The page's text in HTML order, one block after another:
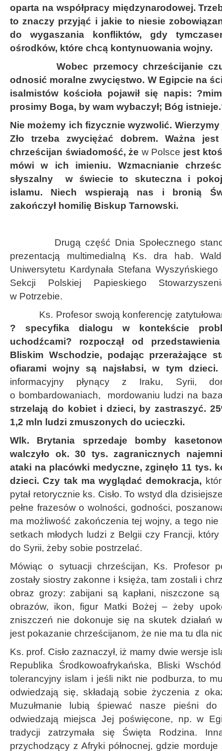
oparta na współpracy międzynarodowej.
to znaczy przyjąć i jakie to niesie
do wygaszania konfliktów, gdy
ośrodków, które chcą kontynuowania wojny.
Wobec przemocy chrześcijanie
odnosić moralne zwycięstwo. W Egipcie na
isalmistów kościoła pojawił się napis:
prosimy Boga, by wam wybaczył; Bóg
Nie możemy ich fizycznie wyzwolić. Wierzymy
Zło trzeba zwyciężać dobrem. Ważna
chrześcijan świadomość, że w Polsce jest
mówi w ich imieniu. Wzmacnianie
słyszalny w świecie to skuteczna i
islamu. Niech wspierają nas i bronią
zakończył homilię Biskup Tarnowski.
Drugą część Dnia Społecznego
prezentacją multimedialną Ks. dra hab.
Uniwersytetu Kardynała Stefana
Sekcji Polskiej Papieskiego
w Potrzebie.
Ks. Profesor swoją konferencję
? specyfika dialogu w kontekście
uchodźcami? rozpoczął od
Bliskim Wschodzie, podając przerażające
ofiarami wojny są najsłabsi, w tym
informacyjny płynący z Iraku, Syrii,
o bombardowaniach, mordowaniu ludzi na
strzelają do kobiet i dzieci, by zastraszyć.
1,2 mln ludzi zmuszonych do ucieczki.
Wlk. Brytania sprzedaje bomby
walczyło ok. 30 tys. zagranicznych
ataki na placówki medyczne, zginęło 11 tys.
dzieci. Czy tak ma wyglądać demokracja,
pytał retorycznie ks. Cisło. To wstyd dla
pełne frazesów o wolności, godności,
ma możliwość zakończenia tej wojny, a tego nie
setkach młodych ludzi z Belgii czy Francji,
do Syrii, żeby sobie postrzelać.
Mówiąc o sytuacji chrześcijan, Ks. Profesor
zostały siostry zakonne i księża, tam zostali i
obraz grozy: zabijani są kapłani, niszczone
obrazów, ikon, figur Matki Bożej – żeby
zniszczeń nie dokonuje się na skutek działań
jest pokazanie chrześcijanom, że nie ma tu dla
Ks. prof. Cisło zaznaczył, iż mamy dwie wersje
Republika Środkowoafrykańska, Bliski
tolerancyjny islam i jeśli nikt nie podburza, to
odwiedzają się, składają sobie życzenia z
Muzułmanie lubią śpiewać nasze pieśni
odwiedzają miejsca Jej poświęcone, np. w
tradycji zatrzymała się Święta Rodzina.
przychodzący z Afryki północnej, gdzie